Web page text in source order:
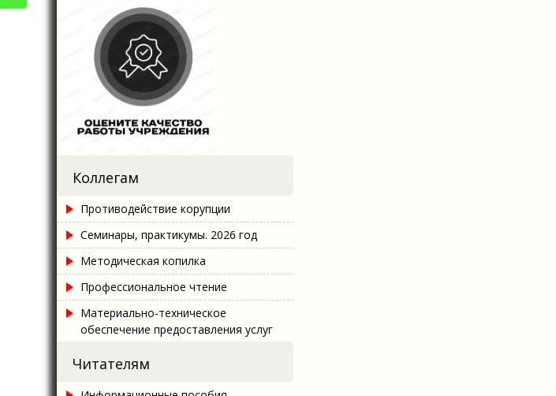
Коллегам
Противодействие корупции
Семинары, практикумы. 2026 год
Методическая копилка
Профессиональное чтение
Материально-техническое
обеспечение предоставления услуг
Читателям